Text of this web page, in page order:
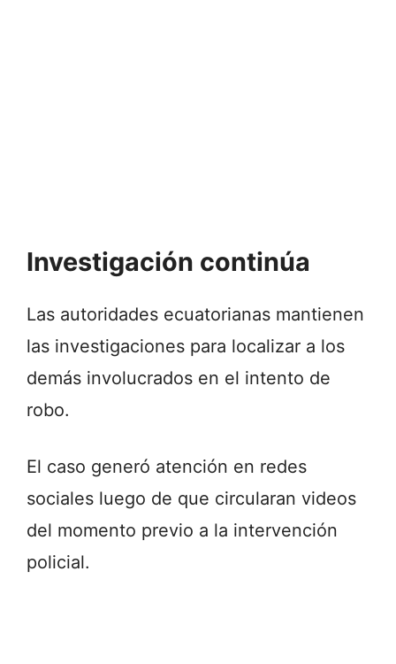
Investigación continúa
Las autoridades ecuatorianas mantienen
las investigaciones para localizar a los
demás involucrados en el intento de
robo.
El caso generó atención en redes
sociales luego de que circularan videos
del momento previo a la intervención
policial.